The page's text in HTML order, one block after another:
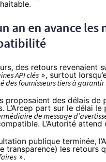
an en avance les
des retours revenaient
API clés », surtout
des fournisseurs tiers à
proposaient des délais
L’Arcep part sur le délai
de message
L’Autorité
publique terminée,
transparence) les retours
».